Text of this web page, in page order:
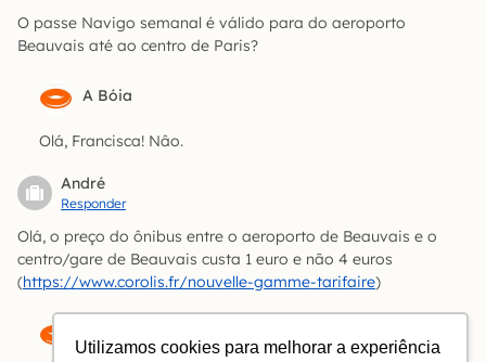
Utilizamos cookies para melhorar a experiência
O passe Navigo semanal é válido para do aeroporto
Beauvais até ao centro de Paris?
A Bóia
Olá, Francisca! Nâo.
André
Responder
Olá, o preço do ônibus entre o aeroporto de Beauvais e o
centro/gare de Beauvais custa 1 euro e não 4 euros
(https://www.corolis.fr/nouvelle-gamme-tarifaire)